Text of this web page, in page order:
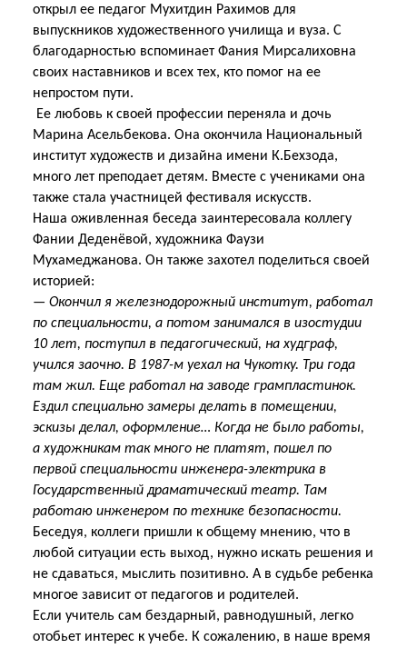
открыл ее педагог Мухитдин Рахимов для
выпускников художественного училища и вуза. С
благодарностью вспоминает Фания Мирсалиховна
своих наставников и всех тех, кто помог на ее
непростом пути.
Ее любовь к своей профессии переняла и дочь
Марина Асельбекова. Она окончила Национальный
институт художеств и дизайна имени К.Бехзода,
много лет преподает детям. Вместе с учениками она
также стала участницей фестиваля искусств.
Наша оживленная беседа заинтересовала коллегу
Фании Деденёвой, художника Фаузи
Мухамеджанова. Он также захотел поделиться своей
историей:
— Окончил я железнодорожный институт, работал
по специальности, а потом занимался в изостудии
10 лет, поступил в педагогический, на худграф,
учился заочно. В 1987-м уехал на Чукотку. Три года
там жил. Еще работал на заводе грампластинок.
Ездил специально замеры делать в помещении,
эскизы делал, оформление… Когда не было работы,
а художникам так много не платят, пошел по
первой специальности инженера-электрика в
Государственный драматический театр. Там
работаю инженером по технике безопасности.
Беседуя, коллеги пришли к общему мнению, что в
любой ситуации есть выход, нужно искать решения и
не сдаваться, мыслить позитивно. А в судьбе ребенка
многое зависит от педагогов и родителей.
Если учитель сам бездарный, равнодушный, легко
отобьет интерес к учебе. К сожалению, в наше время